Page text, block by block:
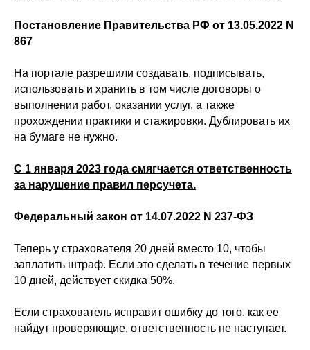
Постановление Правительства РФ от 13.05.2022 N
867
На портале разрешили создавать, подписывать,
использовать и хранить в том числе договоры о
выполнении работ, оказании услуг, а также
прохождении практики и стажировки. Дублировать их
на бумаге не нужно.
С 1 января 2023 года смягчается ответственность
за нарушение правил персучета.
Федеральный закон от 14.07.2022 N 237-ФЗ
Теперь у страхователя 20 дней вместо 10, чтобы
заплатить штраф. Если это сделать в течение первых
10 дней, действует скидка 50%.
Если страхователь исправит ошибку до того, как ее
найдут проверяющие, ответственность не наступает.